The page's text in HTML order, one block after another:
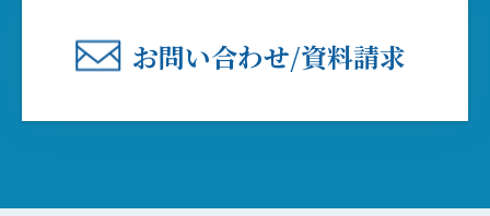
お問い合わせ/資料請求